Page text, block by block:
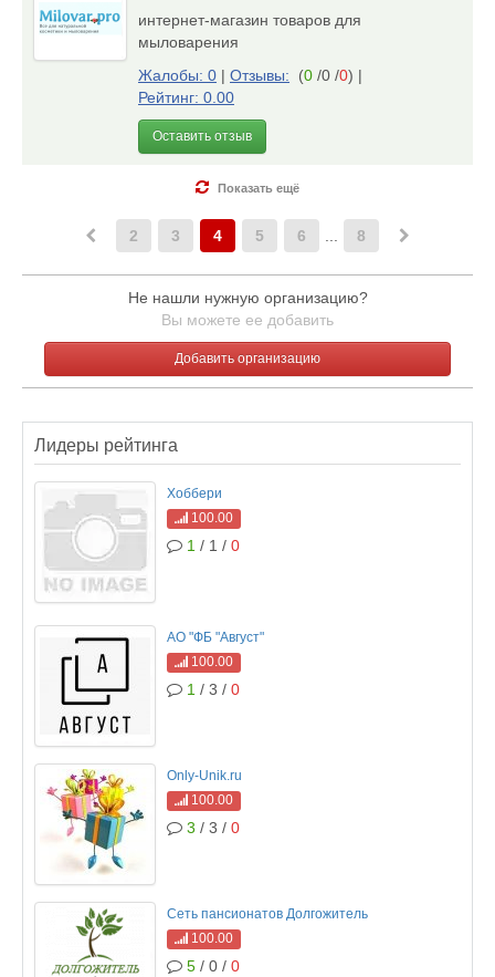
интернет-магазин товаров для
мыловарения
Жалобы: 0 | Отзывы: (0 /0 /0) |
Рейтинг: 0.00
Оставить отзыв
Показать ещё
2 3 4 5 6 8
Не нашли нужную организацию?
Вы можете ее добавить
Добавить организацию
Лидеры рейтинга
Хоббери
100.00
1 / 1 / 0
АО "ФБ "Август"
100.00
1 / 3 / 0
Only-Unik.ru
100.00
3 / 3 / 0
Сеть пансионатов Долгожитель
100.00
5 / 0 / 0